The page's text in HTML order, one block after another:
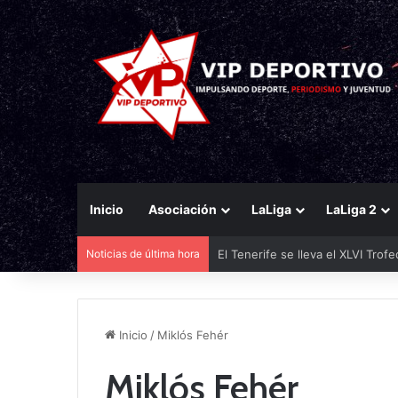
Inicio Asociación LaLiga LaLiga 2
Noticias de última hora El Tenerife se lleva el XLVI
Inicio / Miklós Fehér
Miklós Fehér